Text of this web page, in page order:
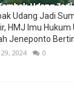
Udang Jadi
HMJ Imu
Jeneponto
29, 2024 0